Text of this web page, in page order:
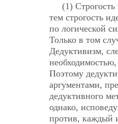
(1)
тем строгость
по логической
Только в том
Дедуктивизм,
Поэтому
аргументами,
дедуктивного
однако,
против, каждый